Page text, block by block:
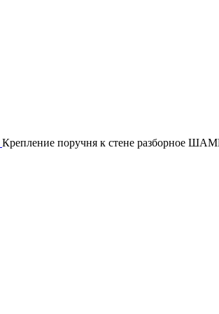
Крепление поручня к стене разборное